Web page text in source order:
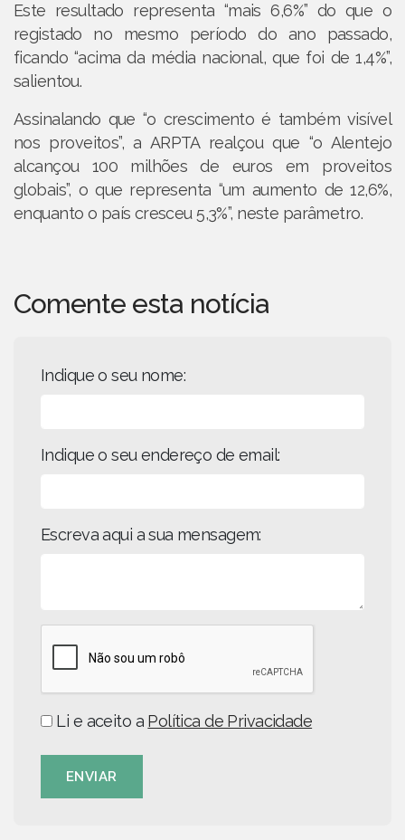
Este resultado representa “mais 6,6%” do que o
registado no mesmo período do ano passado,
ficando “acima da média nacional, que foi de 1,4%”,
salientou.
Assinalando que “o crescimento é também visível
nos proveitos”, a ARPTA realçou que “o Alentejo
alcançou 100 milhões de euros em proveitos
globais”, o que representa “um aumento de 12,6%,
enquanto o país cresceu 5,3%”, neste parâmetro.
Comente esta notícia
Indique o seu nome:
Indique o seu endereço de email:
Escreva aqui a sua mensagem:
Li e aceito a Política de Privacidade
ENVIAR